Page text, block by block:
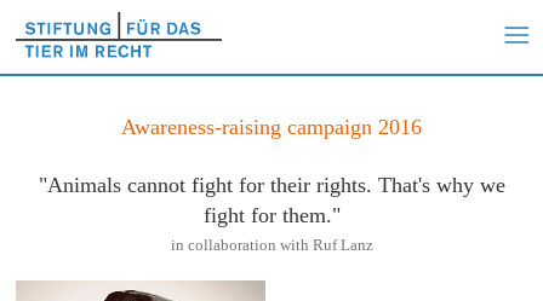
Awareness-raising campaign 2016
"Animals cannot fight for their rights. That's why we
fight for them."
in collaboration with Ruf Lanz